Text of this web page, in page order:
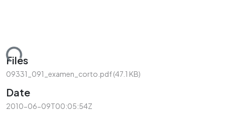
Files
09331_091_examen_corto.pdf(47.1 KB)
Date
2010-06-09T00:05:54Z